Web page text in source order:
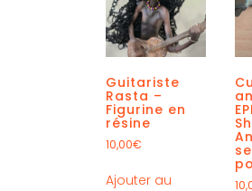
Guitariste
Rasta –
Figurine en
résine
10,00€
Ajouter au